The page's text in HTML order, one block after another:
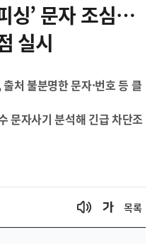
싱’ 문자 조심…
실시
처 불분명한 문자·번호 등 클
문자사기 분석해 긴급 차단조
목록